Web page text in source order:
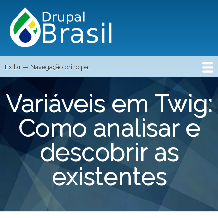
NAVEGAÇÃO
PRINCIPAL
Exibir — Navegação principal
Variáveis em Twig:
Como analisar e
descobrir as
existentes